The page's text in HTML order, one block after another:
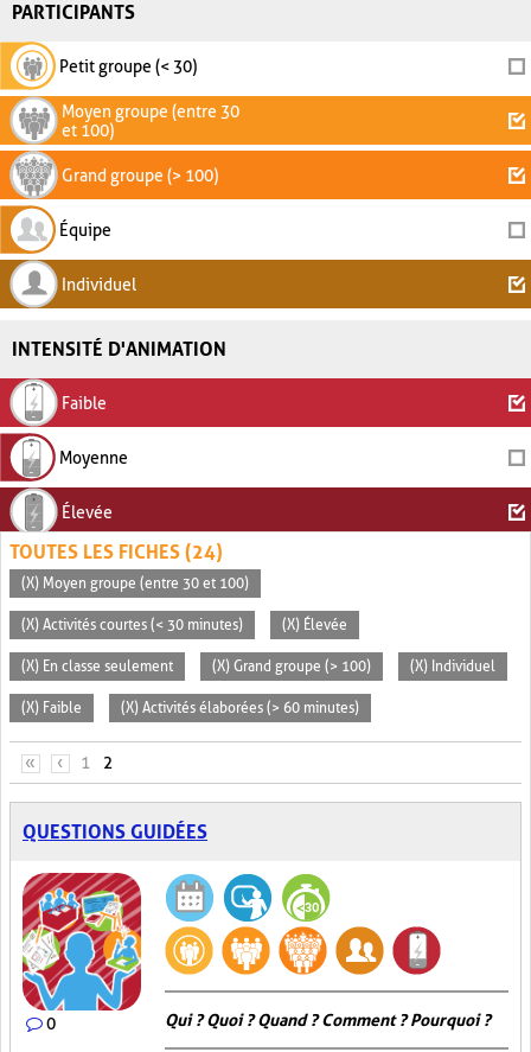
PARTICIPANTS
Petit groupe (< 30)
Moyen groupe (entre 30
et 100)
Grand groupe (> 100)
Équipe
Individuel
INTENSITÉ D'ANIMATION
Faible
Moyenne
Élevée
TOUTES LES FICHES (24)
(X) Moyen groupe (entre 30 et 100)
(X) Activités courtes (< 30 minutes) (X) Élevée
(X) En classe seulement (X) Grand groupe (> 100) (X) Individuel
(X) Faible (X) Activités élaborées (> 60 minutes)
PAGES
« ‹ 1 2
QUESTIONS GUIDÉES
0 Qui ? Quoi ? Quand ? Comment ? Pourquoi ?